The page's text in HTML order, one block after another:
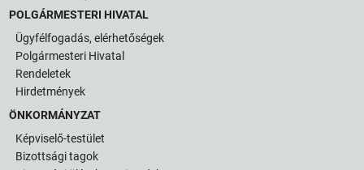
POLGÁRMESTERI HIVATAL
Ügyfélfogadás, elérhetőségek
Polgármesteri Hivatal
Rendeletek
Hirdetmények
ÖNKORMÁNYZAT
Képviselő-testület
Bizottsági tagok